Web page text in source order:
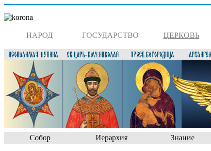
НАРОД ГОСУДАРСТВО ЦЕРКОВЬ
Собор Иерархия Знание